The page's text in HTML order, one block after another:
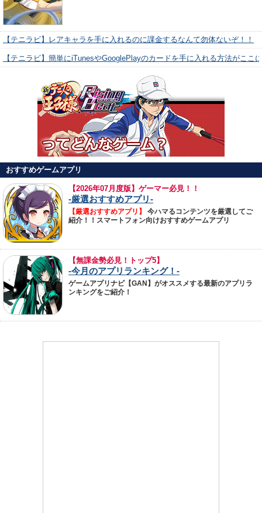
【テニラビ】レアキャラを手に入れるのに課金するなんて勿体ないぞ！！
【テニラビ】簡単にiTunesやGooglePlayのカードを手に入れる方法がここ
おすすめゲームアプリ
【2026年07月度版】ゲーマー必見！！
-厳選おすすめアプリ-
【厳選おすすめアプリ】
今ハマるコンテンツを厳選してご
紹介！！スマートフォン向けおすすめゲームアプリ
【無課金勢必見！トップ5】
-今月のアプリランキング！-
ゲームアプリナビ【GAN】がオススメする最新のアプリラ
ンキングをご紹介！